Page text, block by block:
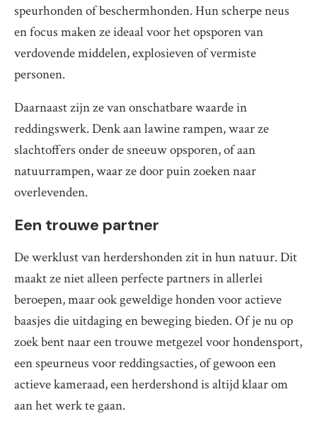
speurhonden of beschermhonden. Hun scherpe neus
en focus maken ze ideaal voor het opsporen van
verdovende middelen, explosieven of vermiste
personen.
Daarnaast zijn ze van onschatbare waarde in
reddingswerk. Denk aan lawine rampen, waar ze
slachtoffers onder de sneeuw opsporen, of aan
natuurrampen, waar ze door puin zoeken naar
overlevenden.
Een trouwe partner
De werklust van herdershonden zit in hun natuur. Dit
maakt ze niet alleen perfecte partners in allerlei
beroepen, maar ook geweldige honden voor actieve
baasjes die uitdaging en beweging bieden. Of je nu op
zoek bent naar een trouwe metgezel voor hondensport,
een speurneus voor reddingsacties, of gewoon een
actieve kameraad, een herdershond is altijd klaar om
aan het werk te gaan.